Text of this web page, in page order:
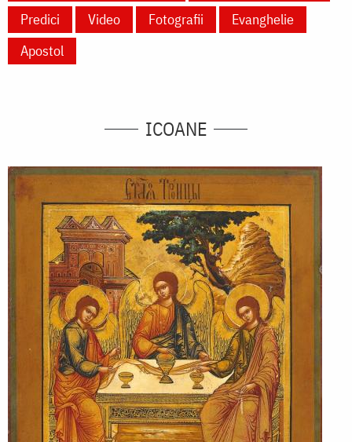
Predici
Video Fotografii
Evanghelie
Apostol
ICOANE